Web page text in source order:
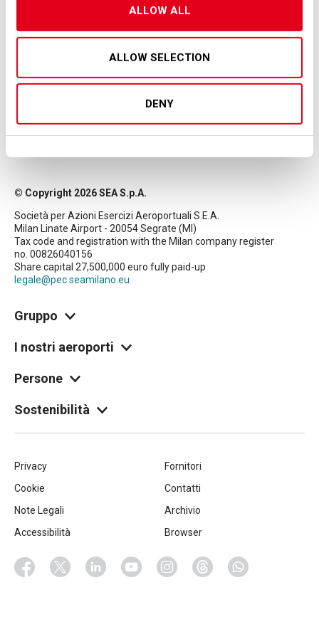
ALLOW ALL
ALLOW SELECTION
DENY
© Copyright 2026 SEA S.p.A.
Società per Azioni Esercizi Aeroportuali S.E.A.
Milan Linate Airport - 20054 Segrate (MI)
Tax code and registration with the Milan company register
no. 00826040156
Share capital 27,500,000 euro fully paid-up
legale@pec.seamilano.eu
Gruppo
I nostri aeroporti
Persone
Sostenibilità
Piè
di
pagina
Privacy
Cookie
Note Legali
Accessibilità
Fornitori
Contatti
Archivio
Browser
Socials